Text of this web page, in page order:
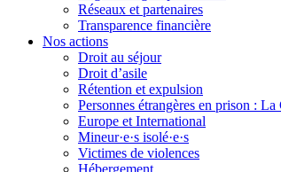
Réseaux et partenaires
Transparence financière
Nos actions
Droit au séjour
Droit d’asile
Rétention et expulsion
Personnes étrangères en prison :
Europe et International
Mineur·e·s isolé·e·s
Victimes de violences
Hébergement